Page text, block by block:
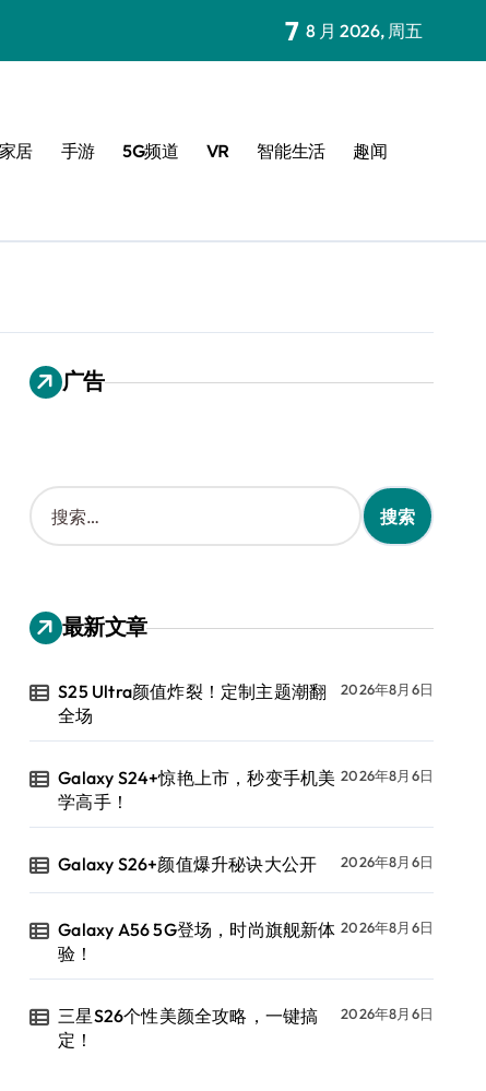
7 8 月 2026, 周五
居 手游 5G频道 VR 智能生活 趣闻
广告
搜
索
：
最新文章
S25 Ultra颜值炸裂！定制主题潮翻
全场
2026年8月6日
Galaxy S24+惊艳上市，秒变手机美
学高手！
2026年8月6日
Galaxy S26+颜值爆升秘诀大公开 2026年8月6日
Galaxy A56 5G登场，时尚旗舰新体
验！
2026年8月6日
三星S26个性美颜全攻略，一键搞
定！
2026年8月6日